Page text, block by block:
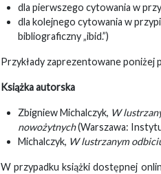
dla pierwszego cytowania w
dla kolejnego cytowania w
bibliograficzny „ibid.”)
Przykłady zaprezentowane poniżej
Książka autorska
Zbigniew Michalczyk, W
nowożytnych(Warszawa:
Michalczyk, W lustrzanym
W przypadku książki dostępnej